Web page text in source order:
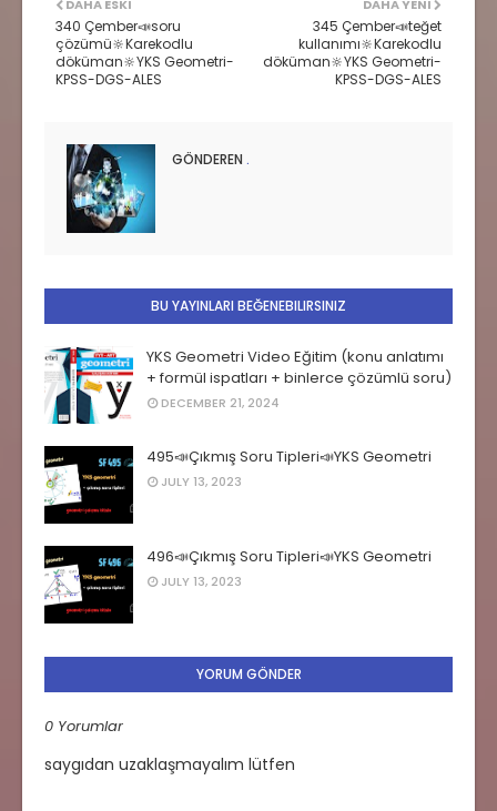
DAHA YENI
345 Çember📣teğet
kullanımı🔆Karekodlu
döküman🔆YKS Geometri-
KPSS-DGS-ALES
DAHA ESKI
340 Çember📣soru
çözümü🔆Karekodlu
döküman🔆YKS Geometri-
KPSS-DGS-ALES
GÖNDEREN .
BU YAYINLARI BEĞENEBILIRSINIZ
YKS Geometri Video Eğitim (konu anlatımı
+ formül ispatları + binlerce çözümlü soru)
DECEMBER 21, 2024
495📣Çıkmış Soru Tipleri📣YKS Geometri
JULY 13, 2023
496📣Çıkmış Soru Tipleri📣YKS Geometri
JULY 13, 2023
YORUM GÖNDER
0 Yorumlar
saygıdan uzaklaşmayalım lütfen